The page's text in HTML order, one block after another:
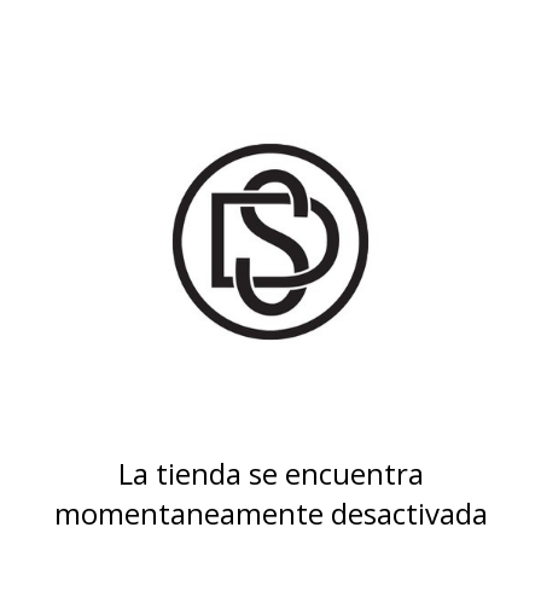
La tienda se encuentra
momentaneamente desactivada